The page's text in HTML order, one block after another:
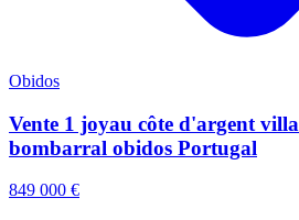
Obidos
Vente 1 joyau côte d'argent
bombarral obidos Portugal
849 000 €